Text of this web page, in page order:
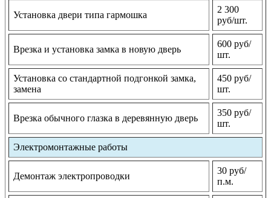
Установка двери типа гармошка
2 300
руб/шт.
Врезка и установка замка в новую дверь
600 руб/
шт.
Установка со стандартной подгонкой замка,
замена
450 руб/
шт.
Врезка обычного глазка в деревянную дверь
350 руб/
шт.
Электромонтажные работы
Демонтаж электропроводки
30 руб/
п.м.